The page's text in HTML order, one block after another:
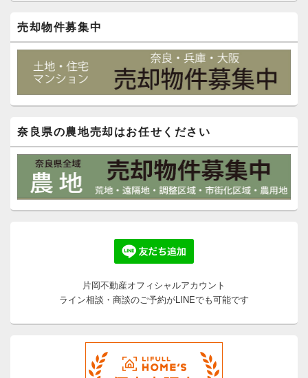
ア売却物件募集中
奈良県の農地売却はお任せください
片岡不動産オフィシャルアカウント
ライン相談・商談のご予約がLINEでも可能です